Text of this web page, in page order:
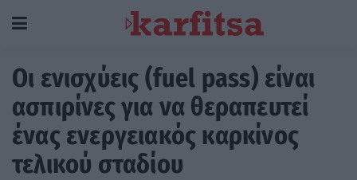
Οι ενισχύεις (fuel pass) είναι
ασπιρίνες για να θεραπευτεί
ένας ενεργειακός καρκίνος
τελικού σταδίου